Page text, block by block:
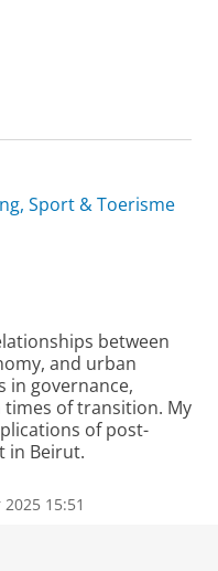
Sport & Toerisme
between
and urban
in governance,
of transition. My
of post-
in Beirut.
15:51